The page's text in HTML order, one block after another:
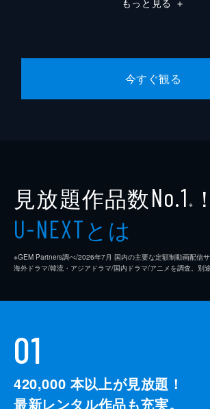
今すぐ観る
見放題作品数No.1 ※ ！
U-NEXTとは
※GEM Partners調べ/2026年7⽉ 国内の主要な定額制動画配信
海外ドラマ/韓流・アジアドラマ/国内ドラマ/アニメを調査。別
01
420,000 本以上が見放題！
最新レンタル作品も充実。